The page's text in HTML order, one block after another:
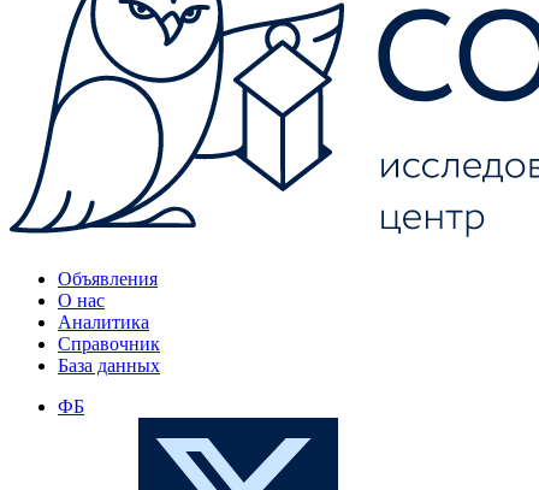
Объявления
О нас
Аналитика
Справочник
База данных
ФБ